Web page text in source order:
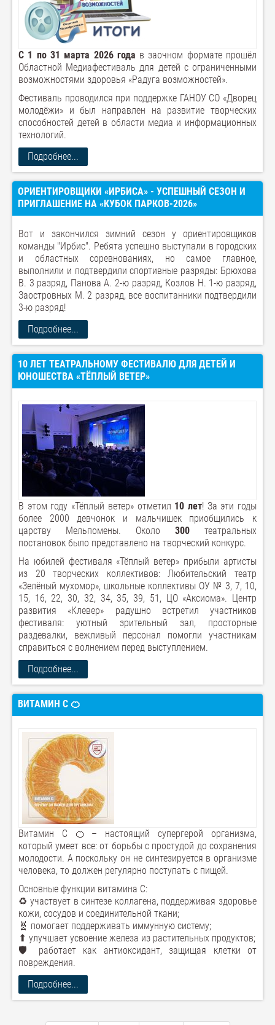
С 1 по 31 марта 2026 года в заочном формате прошёл
Областной Медиафестиваль для детей с ограниченными
возможностями здоровья «Радуга возможностей».
Фестиваль проводился при поддержке ГАНОУ СО «Дворец
молодёжи» и был направлен на развитие творческих
способностей детей в области медиа и информационных
технологий.
Подробнее...
ОРИЕНТИРОВЩИКИ «ИРБИСА» - УСПЕШНЫЙ СЕЗОН И
ПРИГЛАШЕНИЕ НА «КУБОК ПАРКОВ-2026»
Вот и закончился зимний сезон у ориентировщиков
команды "Ирбис". Ребята успешно выступали в городских
и областных соревнованиях, но самое главное,
выполнили и подтвердили спортивные разряды: Брюхова
В. 3 разряд, Панова А. 2-ю разряд, Козлов Н. 1-ю разряд,
Заостровных М. 2 разряд, все воспитанники подтвердили
3-ю разряд!
Подробнее...
10 ЛЕТ ТЕАТРАЛЬНОМУ ФЕСТИВАЛЮ ДЛЯ ДЕТЕЙ И
ЮНОШЕСТВА «ТЁПЛЫЙ ВЕТЕР»
В этом году «Тёплый ветер» отметил 10 лет! За эти годы
более 2000 девчонок и мальчишек приобщились к
царству Мельпомены. Около 300 театральных
постановок было представлено на творческий конкурс.
На юбилей фестиваля «Тёплый ветер» прибыли артисты
из 20 творческих коллективов: Любительский театр
«Зелёный мухомор», школьные коллективы ОУ № 3, 7, 10,
15, 16, 22, 30, 32, 34, 35, 39, 51, ЦО «Аксиома». Центр
развития «Клевер» радушно встретил участников
фестиваля: уютный зрительный зал, просторные
раздевалки, вежливый персонал помогли участникам
справиться с волнением перед выступлением.
Подробнее...
ВИТАМИН C 🍊
Витамин C 🍊– настоящий супергерой организма,
который умеет все: от борьбы с простудой до сохранения
молодости. А поскольку он не синтезируется в организме
человека, то должен регулярно поступать с пищей.
Основные функции витамина C:
♻ участвует в синтезе коллагена, поддерживая здоровье
кожи, сосудов и соединительной ткани;
🧬 помогает поддерживать иммунную систему;
⬆ улучшает усвоение железа из растительных продуктов;
🛡 работает как антиоксидант, защищая клетки от
повреждения.
Подробнее...